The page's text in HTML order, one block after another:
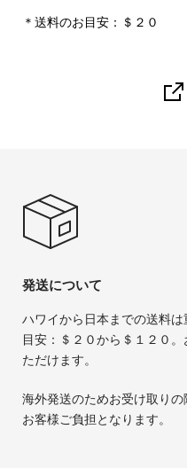
＊送料のお目安：＄２０
発送について
ハワイから日本までの送料
目安：＄２０から＄１２０
ただけます。
海外発送のためお受け取り
お客様ご負担となります。